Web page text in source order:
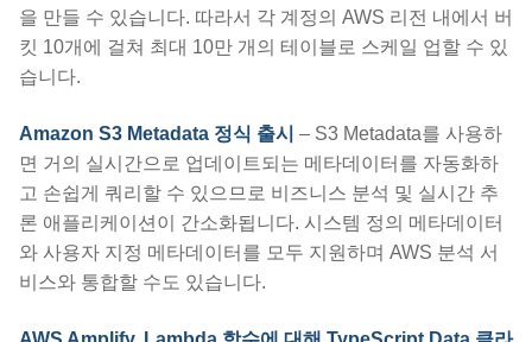
을 만들 수 있습니다. 따라서 각 계정의 AWS 리전 내에서 버
킷 10개에 걸쳐 최대 10만 개의 테이블로 스케일 업할 수 있
습니다.
Amazon S3 Metadata 정식 출시 – S3 Metadata를 사용하
면 거의 실시간으로 업데이트되는 메타데이터를 자동화하
고 손쉽게 쿼리할 수 있으므로 비즈니스 분석 및 실시간 추
론 애플리케이션이 간소화됩니다. 시스템 정의 메타데이터
와 사용자 지정 메타데이터를 모두 지원하며 AWS 분석 서
비스와 통합할 수도 있습니다.